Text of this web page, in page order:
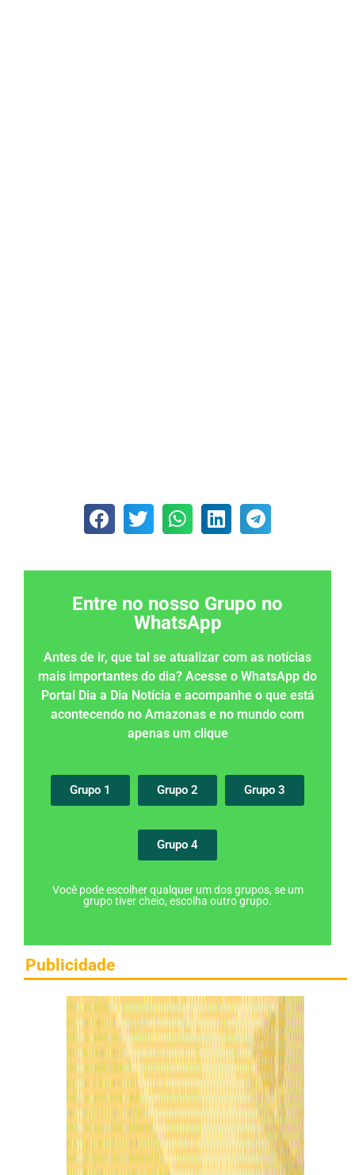
Entre no nosso Grupo no
WhatsApp
Antes de ir, que tal se atualizar com as notícias
mais importantes do dia? Acesse o WhatsApp do
Portal Dia a Dia Notícia e acompanhe o que está
acontecendo no Amazonas e no mundo com
apenas um clique
Grupo 1 Grupo 2 Grupo 3
Grupo 4
Você pode escolher qualquer um dos grupos, se um
grupo tiver cheio, escolha outro grupo.
Publicidade